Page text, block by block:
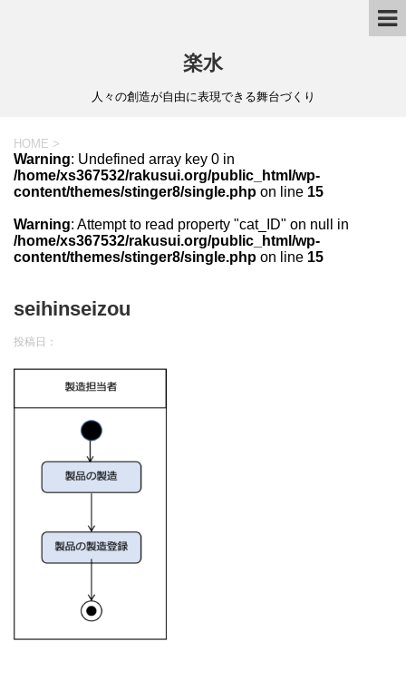
楽水
人々の創造が自由に表現できる舞台づくり
HOME >
Warning: Undefined array key 0 in
/home/xs367532/rakusui.org/public_html/wp-
content/themes/stinger8/single.php on line 15
Warning: Attempt to read property "cat_ID" on null in
/home/xs367532/rakusui.org/public_html/wp-
content/themes/stinger8/single.php on line 15
seihinseizou
投稿日：